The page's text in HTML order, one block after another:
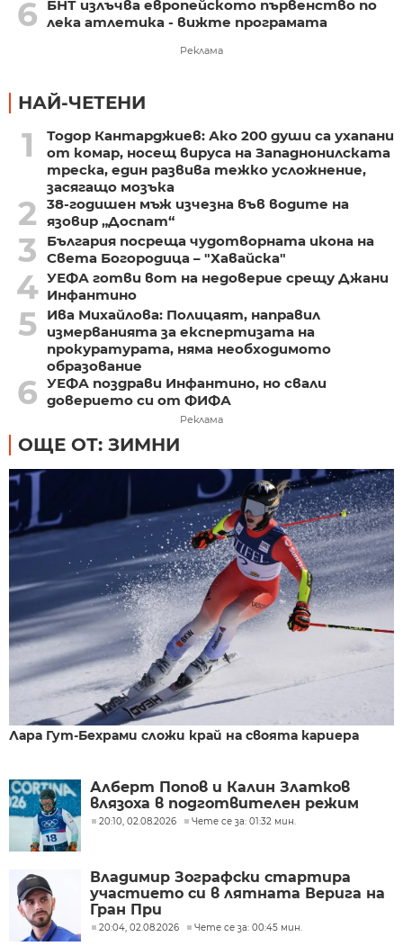
6
БНТ излъчва европейското първенство по
лека атлетика - вижте програмата
Реклама
НАЙ-ЧЕТЕНИ
1
Тодор Кантарджиев: Ако 200 души са ухапани
от комар, носещ вируса на Западнонилската
треска, един развива тежко усложнение,
засягащо мозъка
2
38-годишен мъж изчезна във водите на
язовир „Доспат“
3
България посреща чудотворната икона на
Света Богородица – "Хавайска"
4 УЕФА готви вот на недоверие срещу Джани
Инфантино
5
Ива Михайлова: Полицаят, направил
измерванията за експертизата на
прокуратурата, няма необходимото
образование
6 УЕФА поздрави Инфантино, но свали
доверието си от ФИФА
Реклама
ОЩЕ ОТ: ЗИМНИ
Лара Гут-Бехрами сложи край на своята кариера
Алберт Попов и Калин Златков
влязоха в подготвителен режим
20:10, 02.08.2026 Чете се за: 01:32 мин.
Владимир Зографски стартира
участието си в лятната Верига на
Гран При
20:04, 02.08.2026 Чете се за: 00:45 мин.